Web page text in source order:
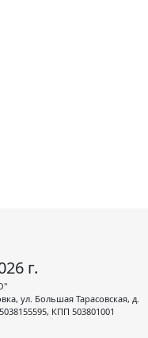
г.
ул. Большая Тарасовская, д.
КПП 503801001